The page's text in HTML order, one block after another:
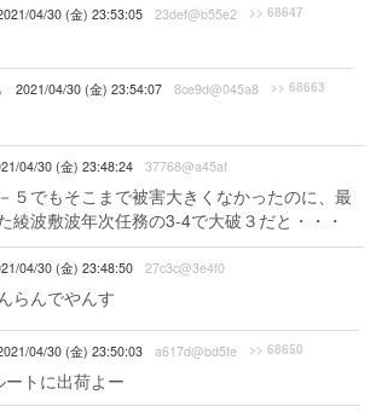
04/30 (金) 23:53:05 23def@b55e2 >> 68647
2021/04/30 (金) 23:54:07 8ce9d@045a8 >> 68663
04/30 (金) 23:48:24 37768@a45af
５でもそこまで被害大きくなかったのに、最
綾波敷波年次任務の3-4で大破３だと・・・
04/30 (金) 23:48:50 27c3c@3e4f0
らんでやんす
04/30 (金) 23:50:03 a617d@bd5fe >> 68650
トに出荷よー